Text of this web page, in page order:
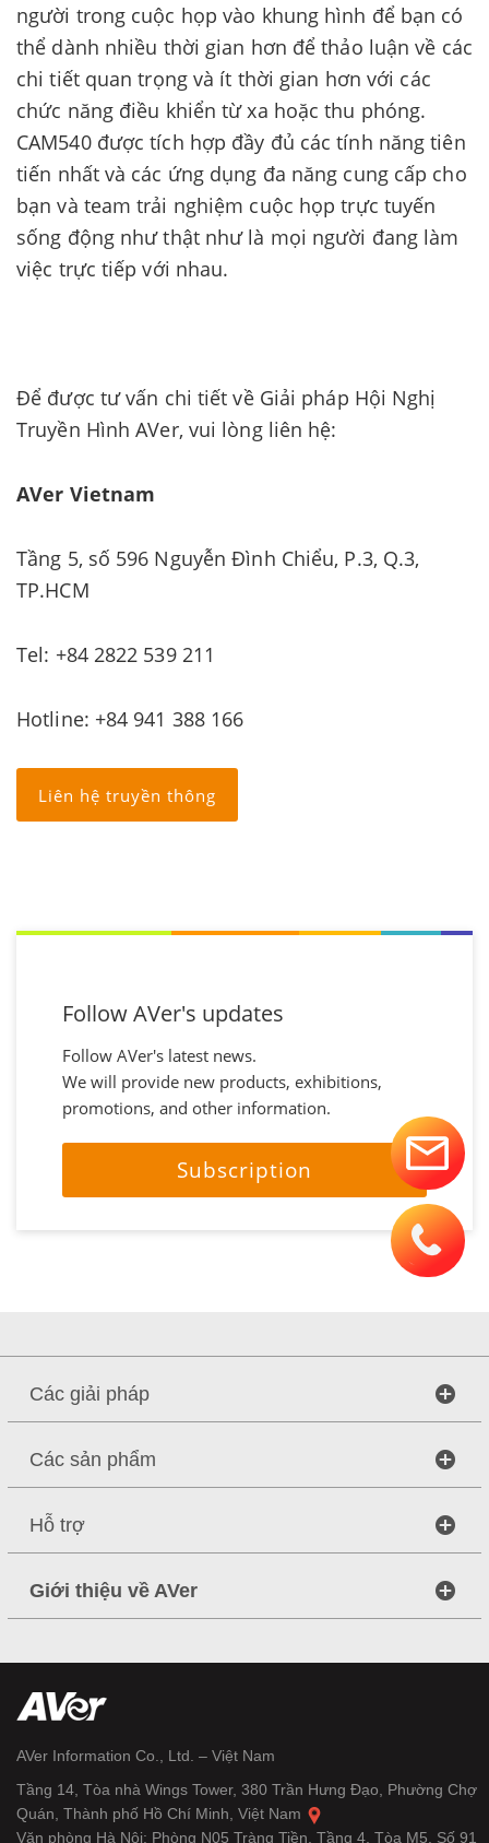
người trong cuộc họp vào khung hình để bạn có
thể dành nhiều thời gian hơn để thảo luận về các
chi tiết quan trọng và ít thời gian hơn với các
chức năng điều khiển từ xa hoặc thu phóng.
CAM540 được tích hợp đầy đủ các tính năng tiên
tiến nhất và các ứng dụng đa năng cung cấp cho
bạn và team trải nghiệm cuộc họp trực tuyến
sống động như thật như là mọi người đang làm
việc trực tiếp với nhau.
Để được tư vấn chi tiết về Giải pháp Hội Nghị
Truyền Hình AVer, vui lòng liên hệ:
AVer Vietnam
Tầng 5, số 596 Nguyễn Đình Chiểu, P.3, Q.3,
TP.HCM
Tel: +84 2822 539 211
Hotline: +84 941 388 166
Liên hệ truyền thông
Follow AVer's updates
Follow AVer's latest news.
We will provide new products, exhibitions,
promotions, and other information.
Subscription
Các giải pháp
Các sản phẩm
Hỗ trợ
Giới thiệu về AVer
AVer Information Co., Ltd. – Việt Nam
Tầng 14, Tòa nhà Wings Tower, 380 Trần Hưng Đạo, Phường Chợ
Quán, Thành phố Hồ Chí Minh, Việt Nam
Văn phòng Hà Nội: Phòng N05 Tràng Tiền, Tầng 4, Tòa M5, Số 91